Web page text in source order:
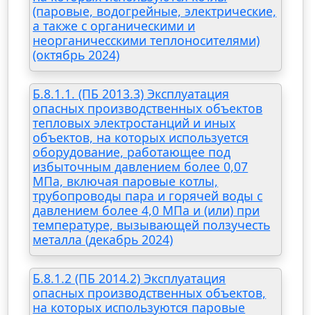
(паровые, водогрейные, электрические,
а также с органическими и
неорганичесскими теплоносителями)
(октябрь 2024)
Б.8.1.1. (ПБ 2013.3) Эксплуатация
опасных производственных объектов
тепловых электростанций и иных
объектов, на которых используется
оборудование, работающее под
избыточным давлением более 0,07
МПа, включая паровые котлы,
трубопроводы пара и горячей воды с
давлением более 4,0 МПа и (или) при
температуре, вызывающей ползучесть
металла (декабрь 2024)
Б.8.1.2 (ПБ 2014.2) Эксплуатация
опасных производственных объектов,
на которых используются паровые